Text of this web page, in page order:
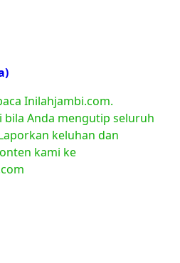
Inilahjambi.com.
Anda mengutip seluruh
keluhan dan
kami ke